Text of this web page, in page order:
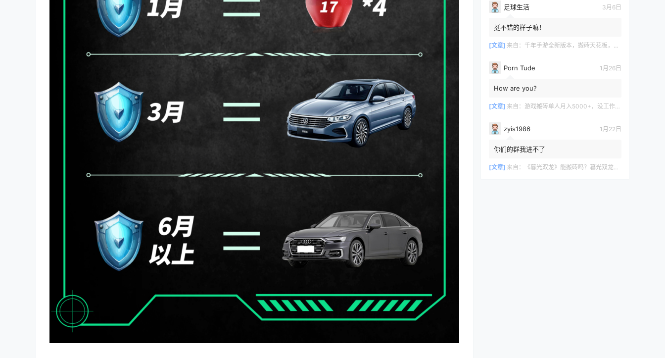
足球生活 3月6日
挺不错的样子嘛！
[文章] 来自： 千年手游全新版本，搬砖天花板，闭着眼都能赚！
Porn Tude 1月26日
How are you?
[文章] 来自： 游戏搬砖单人月入5000+，没工作在家一个人就能做
zyis1986 1月22日
你们的群我进不了
[文章] 来自： 《暮光双龙》能搬砖吗？暮光双龙搬砖攻略教程